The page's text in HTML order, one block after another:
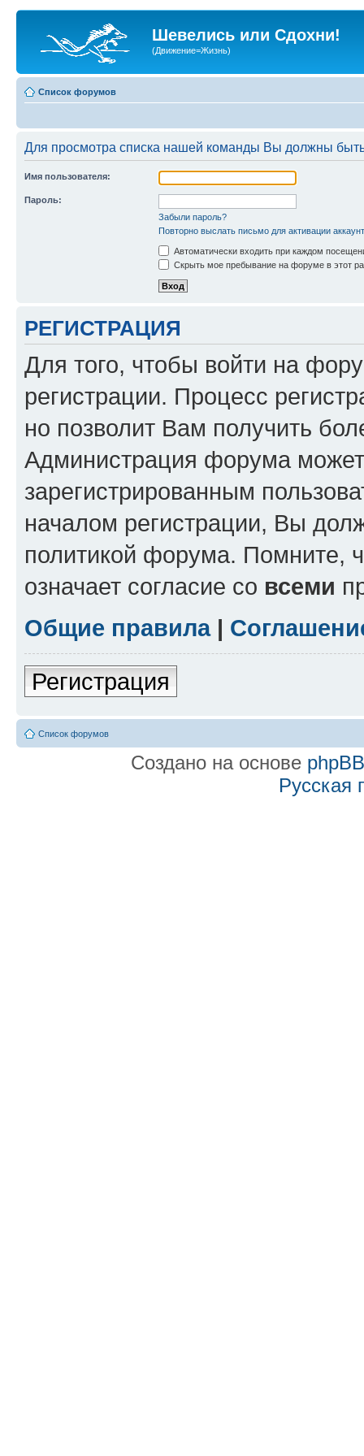
Шевелись или Сдохни!
(Движение=Жизнь)
Список форумов
Для просмотра списка нашей команды Вы должны
Имя пользователя:
Пароль:
Забыли пароль?
Повторно выслать письмо для активации
Автоматически входить при каждом
Скрыть мое пребывание на форуме в этот
РЕГИСТРАЦИЯ
Для того, чтобы войти на
регистрации. Процесс
но позволит Вам получить
Администрация форума может
зарегистрированным
началом регистрации, Вы
политикой форума. Помните,
означает согласие со всеми
Общие правила|
Регистрация
Список форумов
Создано на основе phpBB
Русская